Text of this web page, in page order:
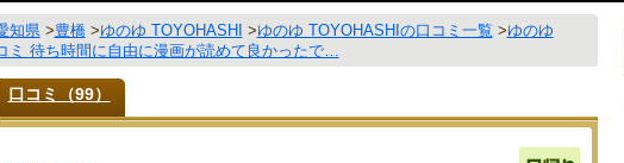
知県>豊橋>ゆのゆ TOYOHASHI >ゆのゆ TOYOHASHIの口コミ一覧 >ゆのゆ
ミ 待ち時間に自由に漫画が読めて良かったで…
口コミ（99）